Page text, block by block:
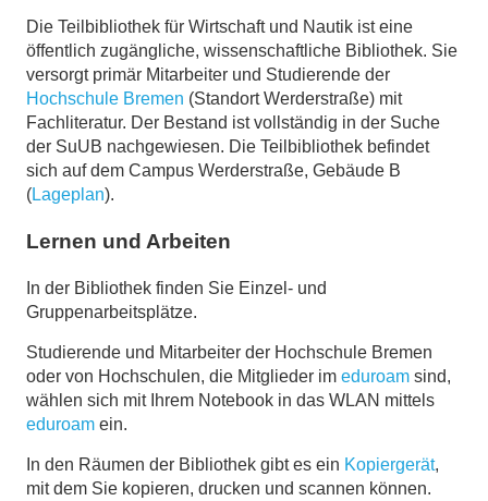
Die Teilbibliothek für Wirtschaft und Nautik ist eine
öffentlich zugängliche, wissenschaftliche Bibliothek. Sie
versorgt primär Mitarbeiter und Studierende der
Hochschule Bremen (Standort Werderstraße) mit
Fachliteratur. Der Bestand ist vollständig in der Suche
der SuUB nachgewiesen. Die Teilbibliothek befindet
sich auf dem Campus Werderstraße, Gebäude B
(Lageplan).
Lernen und Arbeiten
In der Bibliothek finden Sie Einzel- und
Gruppenarbeitsplätze.
Studierende und Mitarbeiter der Hochschule Bremen
oder von Hochschulen, die Mitglieder im eduroam sind,
wählen sich mit Ihrem Notebook in das WLAN mittels
eduroam ein.
In den Räumen der Bibliothek gibt es ein Kopiergerät,
mit dem Sie kopieren, drucken und scannen können.